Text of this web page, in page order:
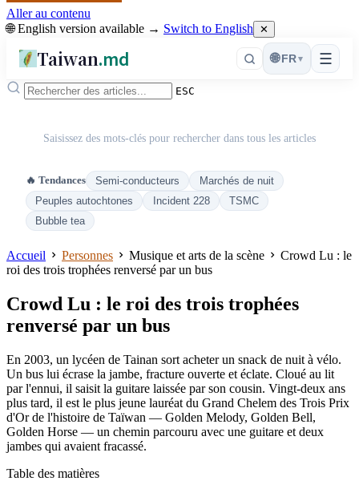
Aller au contenu
🌐 English version available → Switch to English ✕
Taiwan.md ☰
🌐 FR ▾
ESC
Saisissez des mots-clés pour rechercher dans tous les articles
🔥 Tendances Semi-conducteurs
Marchés de nuit
Peuples autochtones
Incident 228
TSMC
Bubble tea
Accueil Personnes Musique et arts de la scène
Crowd Lu : le
roi des trois trophées renversé par un bus
Crowd Lu : le roi des trois trophées
renversé par un bus
En 2003, un lycéen de Tainan sort acheter un snack de nuit à vélo.
Un bus lui écrase la jambe, fracture ouverte et éclate. Cloué au lit
par l'ennui, il saisit la guitare laissée par son cousin. Vingt-deux ans
plus tard, il est le plus jeune lauréat du Grand Chelem des Trois Prix
d'Or de l'histoire de Taïwan — Golden Melody, Golden Bell,
Golden Horse — un chemin parcouru avec une guitare et deux
jambes qui avaient fracassé.
Table des matières